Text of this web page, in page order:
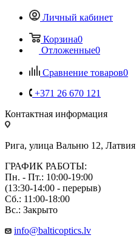
Личный кабинет
Корзина0
Отложенные0
Сравнение товаров0
+371 26 670 121
Контактная информация
Рига, улица Вальню 12, Латвия
ГРАФИК РАБОТЫ:
Пн. - Пт.: 10:00-19:00
(13:30-14:00 - перерыв)
Сб.: 11:00-18:00
Вс.: Закрыто
info@balticoptics.lv